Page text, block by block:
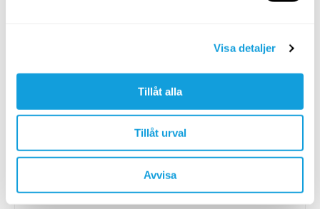
Visa detaljer
Tillåt alla
Tillåt urval
Avvisa
Ayurveda med Eva Forsberg Schinkler